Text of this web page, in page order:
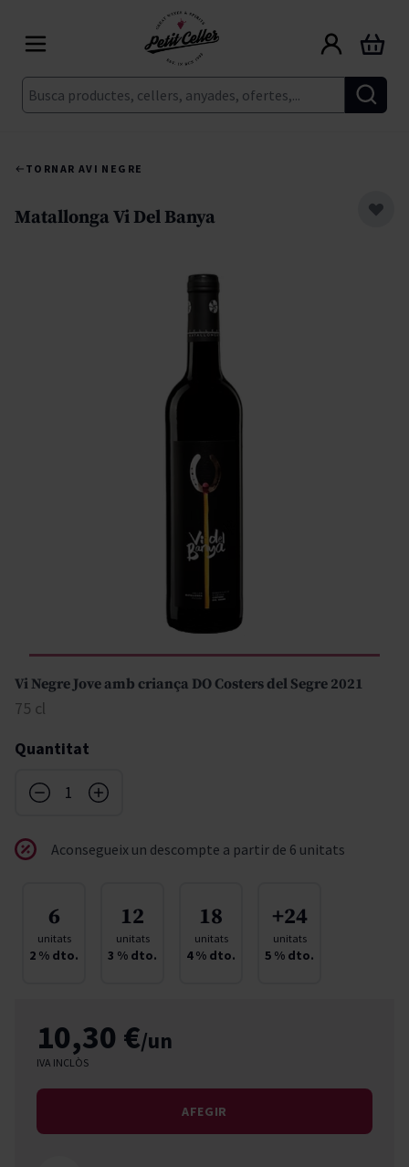
Cerca
Cart
TORNAR AVI NEGRE
Matallonga Vi Del Banya
Vi Negre Jove amb criança DO Costers del Segre 2021
75 cl
Quantitat
Aconsegueix un descompte a partir de 6 unitats
6
unitats
2 % dto.
12
unitats
3 % dto.
18
unitats
4% dto.
+24
unitats
5 % dto.
10,30 €/un
IVA INCLÒS
AFEGIR